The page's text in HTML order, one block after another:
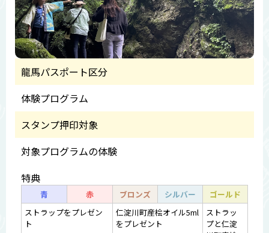
龍馬パスポート区分
体験プログラム
スタンプ押印対象
対象プログラムの体験
特典
青 赤 ブロンズ シルバー
ゴールド
ストラップをプレゼン
ト
仁淀川町産桧オイル5ml
をプレゼント
ストラッ
プと仁淀